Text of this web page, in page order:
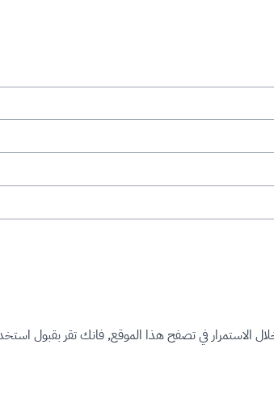
الاستمرار في تصفح هذا الموقع, فانك تقر بقبول